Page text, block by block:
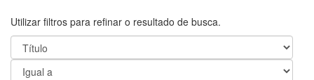
Utilizar filtros para refinar o resultado de busca.